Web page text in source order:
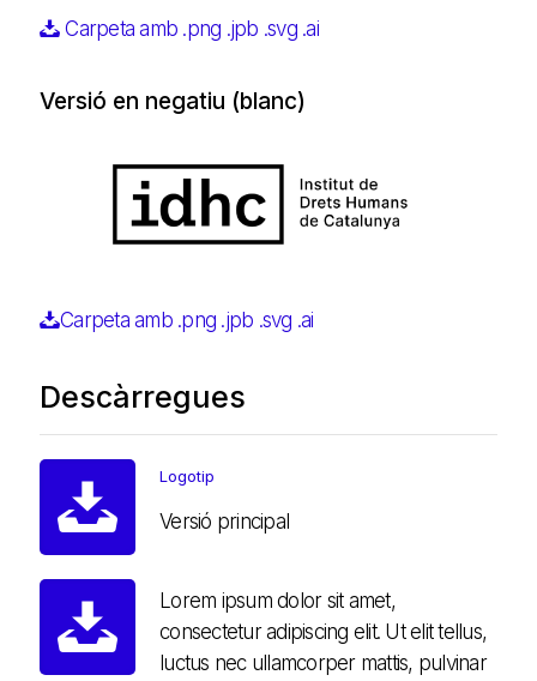
Carpeta amb .png .jpb .svg .ai
Versió en negatiu (blanc)
Carpeta amb .png .jpb .svg .ai
Descàrregues
Logotip
Versió principal
Lorem ipsum dolor sit amet,
consectetur adipiscing elit. Ut elit tellus,
luctus nec ullamcorper mattis, pulvinar